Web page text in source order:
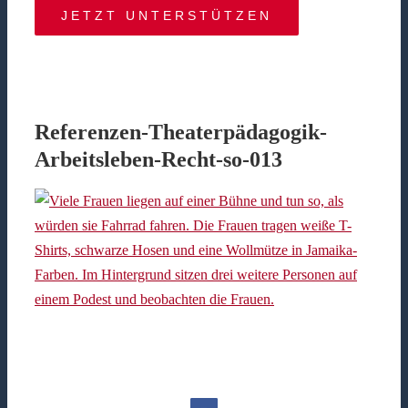
JETZT UNTERSTÜTZEN
Referenzen-Theaterpädagogik-
Arbeitsleben-Recht-so-013